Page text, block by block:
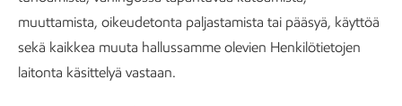
muuttamista, oikeudetonta paljastamista tai pääsyä, käyttöä
sekä kaikkea muuta hallussamme olevien Henkilötietojen
laitonta käsittelyä vastaan.